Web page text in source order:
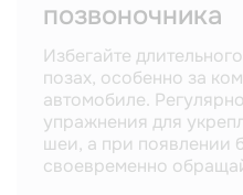
позвоночника
Избегайте
позах, особенно за
автомобиле.
упражнения для
шеи, а при появлении
своевременно